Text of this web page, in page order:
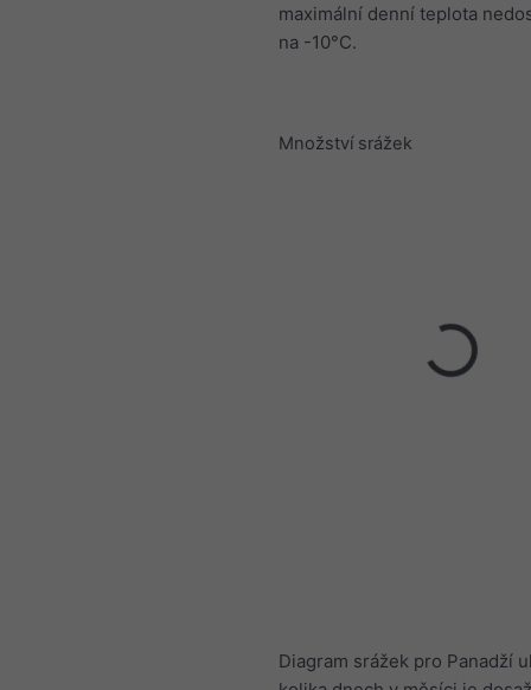
maximální denní teplota
na -10°C.
Množství srážek
Diagram srážek pro Panadží